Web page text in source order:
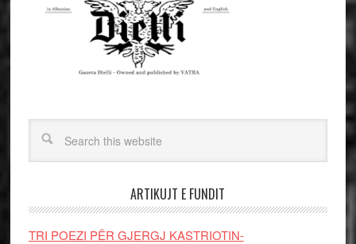
ARTIKUJT E FUNDIT
TRI POEZI PËR GJERGJ KASTRIOTIN-